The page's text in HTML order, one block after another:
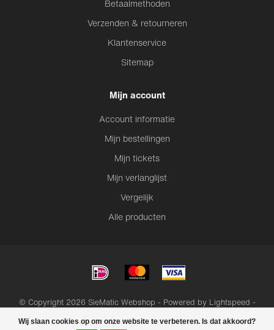
Wij slaan cookies op om onze website te verbeteren. Is dat akkoord?
Betaalmethoden
Verzenden & retourneren
Klantenservice
Sitemap
Mijn account
Account informatie
Mijn bestellingen
Mijn tickets
Mijn verlanglijst
Vergelijk
Alle producten
© Copyright 2026 SieMatic Webshop - Powered by Lightspeed -
Lightspeed designbyDyvelopment